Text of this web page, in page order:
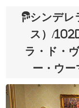
シンデレ
ス）/
ラ・ド・
ー・ウー